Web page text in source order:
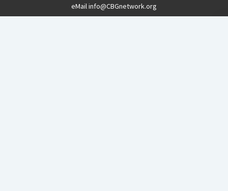
eMailinfo@CBGnetwork.org